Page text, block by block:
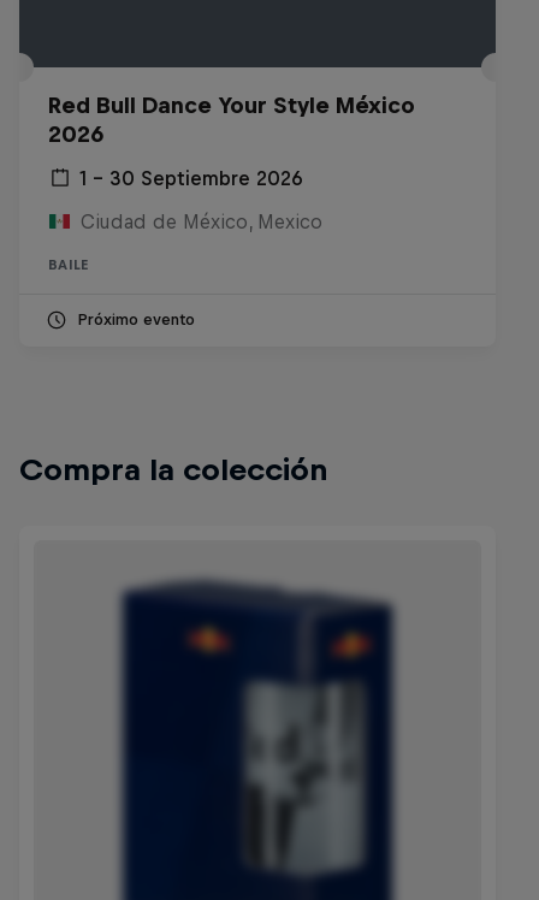
Red Bull Dance Your Style México
2026
1 – 30 Septiembre 2026
Ciudad de México, Mexico
BAILE
Próximo evento
Compra la colección